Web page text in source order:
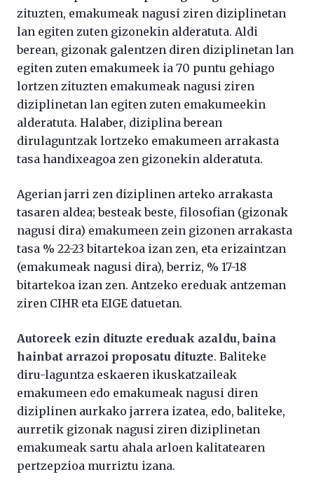
zituzten, emakumeak nagusi ziren diziplinetan
lan egiten zuten gizonekin alderatuta. Aldi
berean, gizonak galentzen diren diziplinetan lan
egiten zuten emakumeek ia 70 puntu gehiago
lortzen zituzten emakumeak nagusi ziren
diziplinetan lan egiten zuten emakumeekin
alderatuta. Halaber, diziplina berean
dirulaguntzak lortzeko emakumeen arrakasta
tasa handixeagoa zen gizonekin alderatuta.
Agerian jarri zen diziplinen arteko arrakasta
tasaren aldea; besteak beste, filosofian (gizonak
nagusi dira) emakumeen zein gizonen arrakasta
tasa % 22-23 bitartekoa izan zen, eta erizaintzan
(emakumeak nagusi dira), berriz, % 17-18
bitartekoa izan zen. Antzeko ereduak antzeman
ziren CIHR eta EIGE datuetan.
Autoreek ezin dituzte ereduak azaldu, baina
hainbat arrazoi proposatu dituzte. Baliteke
diru-laguntza eskaeren ikuskatzaileak
emakumeen edo emakumeak nagusi diren
diziplinen aurkako jarrera izatea, edo, baliteke,
aurretik gizonak nagusi ziren diziplinetan
emakumeak sartu ahala arloen kalitatearen
pertzepzioa murriztu izana.